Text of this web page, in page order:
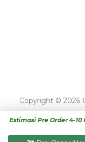
Copyright © 2026
Estimasi Pre Order 4-10